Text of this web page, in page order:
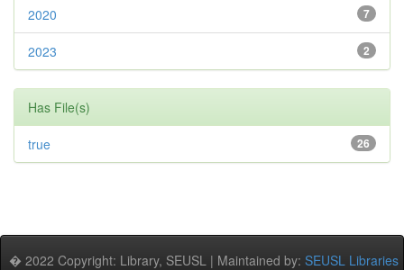
7
2020
2
2023
Has File(s)
26
true
� 2022 Copyright: Library, SEUSL | Maintained by: SEUSL Libraries